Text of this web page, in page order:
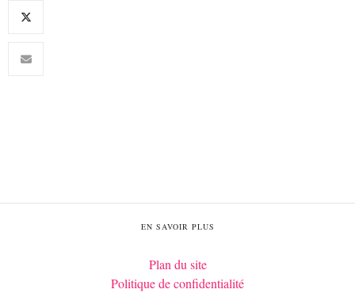
EN SAVOIR PLUS
Plan du site
Politique de confidentialité